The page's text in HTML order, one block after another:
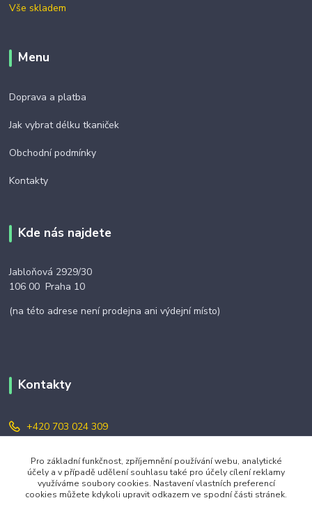
Vše skladem
Menu
Doprava a platba
Jak vybrat délku tkaniček
Obchodní podmínky
Kontakty
Kde nás najdete
Jabloňová 2929/30
106 00 Praha 10
(na této adrese není prodejna ani výdejní místo)
Kontakty
+420 703 024 309
objednavky@zavazuj.cz
Pro základní funkčnost, zpříjemnění používání webu, analytické
účely a v případě udělení souhlasu také pro účely cílení reklamy
využíváme soubory cookies. Nastavení vlastních preferencí
cookies můžete kdykoli upravit odkazem ve spodní části stránek.